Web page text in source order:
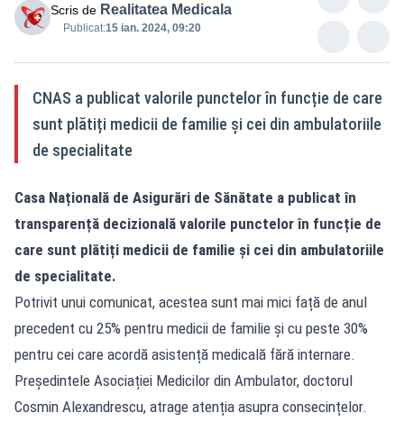
Scris de Realitatea Medicala
Publicat:15 ian. 2024, 09:20
CNAS a publicat valorile punctelor în funcție de care
sunt plătiți medicii de familie și cei din ambulatoriile
de specialitate
Casa Națională de Asigurări de Sănătate a publicat în
transparență decizională valorile punctelor în funcție de
care sunt plătiți medicii de familie și cei din ambulatoriile
de specialitate.
Potrivit unui comunicat, acestea sunt mai mici față de anul
precedent cu 25% pentru medicii de familie și cu peste 30%
pentru cei care acordă asistență medicală fără internare.
Președintele Asociației Medicilor din Ambulator, doctorul
Cosmin Alexandrescu, atrage atenția asupra consecințelor.